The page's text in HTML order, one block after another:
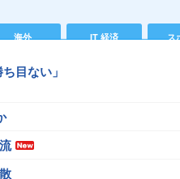
海外 IT 経済 ス
目ない」